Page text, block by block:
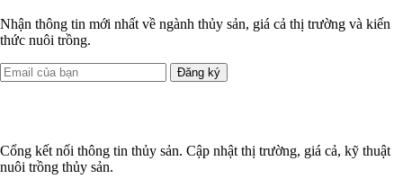
Nhận thông tin mới nhất về ngành thủy sản, giá cả thị trường và kiến
thức nuôi trồng.
Đăng ký
Cổng kết nối thông tin thủy sản. Cập nhật thị trường, giá cả, kỹ thuật
nuôi trồng thủy sản.